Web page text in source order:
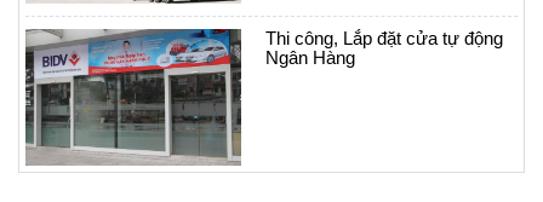
Thi công, Lắp đặt cửa tự động
Ngân Hàng